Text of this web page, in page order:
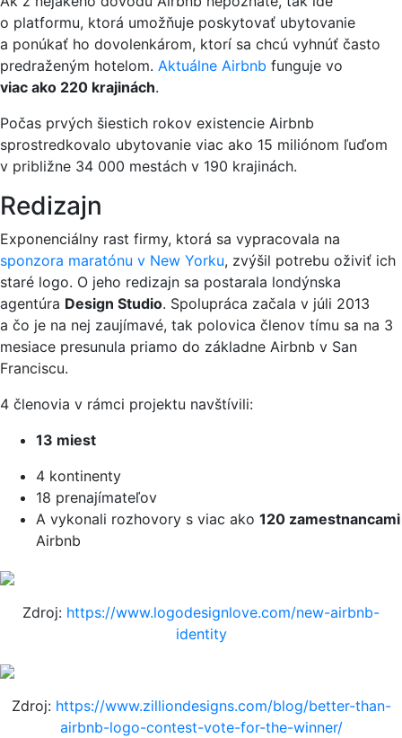
o platformu, ktorá umožňuje poskytovať ubytovanie
a ponúkať ho dovolenkárom, ktorí sa chcú vyhnúť často
predraženým hotelom. Aktuálne Airbnb funguje vo
viac ako 220 krajinách.
Počas prvých šiestich rokov existencie Airbnb
sprostredkovalo ubytovanie viac ako 15 miliónom ľuďom
v približne 34 000 mestách v 190 krajinách.
Redizajn
Exponenciálny rast firmy, ktorá sa vypracovala na
sponzora maratónu v New Yorku, zvýšil potrebu oživiť ich
staré logo. O jeho redizajn sa postarala londýnska
agentúra Design Studio. Spolupráca začala v júli 2013
a čo je na nej zaujímavé, tak polovica členov tímu sa na 3
mesiace presunula priamo do základne Airbnb v San
Franciscu.
4 členovia v rámci projektu navštívili:
13 miest
4 kontinenty
18 prenajímateľov
A vykonali rozhovory s viac ako 120 zamestnancami
Airbnb
Zdroj: https://www.logodesignlove.com/new-airbnb-
identity
Zdroj: https://www.zilliondesigns.com/blog/better-than-
airbnb-logo-contest-vote-for-the-winner/